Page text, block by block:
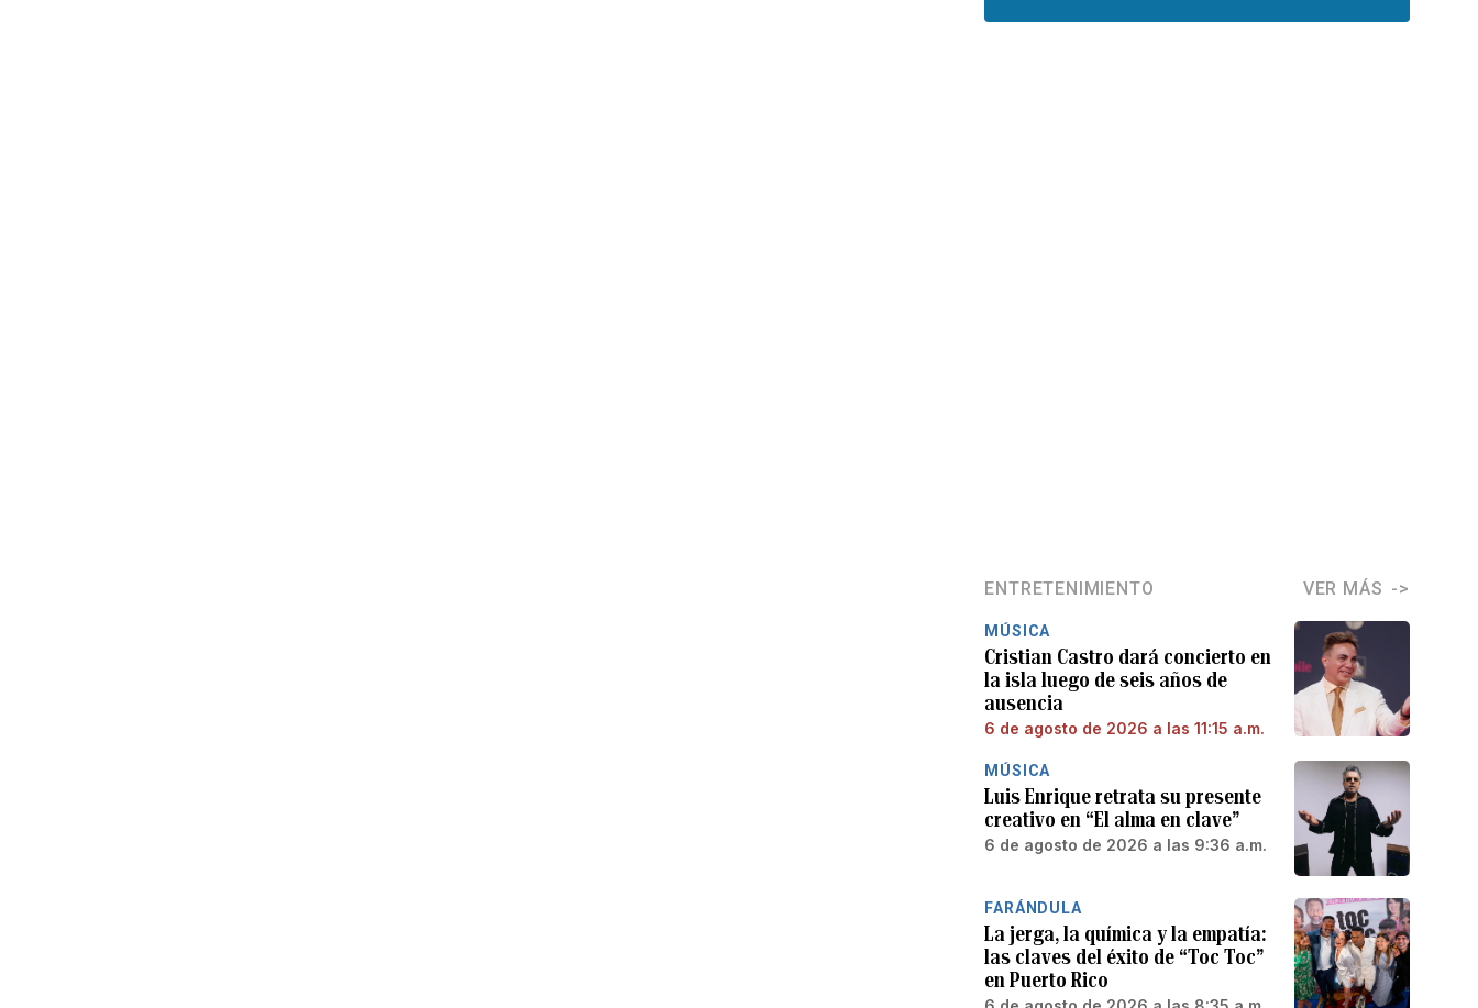
ENTRETENIMIENTO VER MÁS
MÚSICA
Cristian Castro dará concierto en
la isla luego de seis años de
ausencia
6 de agosto de 2026 a las 11:15 a.m.
MÚSICA
Luis Enrique retrata su presente
creativo en “El alma en clave”
6 de agosto de 2026 a las 9:36 a.m.
FARÁNDULA
La jerga, la química y la empatía:
las claves del éxito de “Toc Toc”
en Puerto Rico